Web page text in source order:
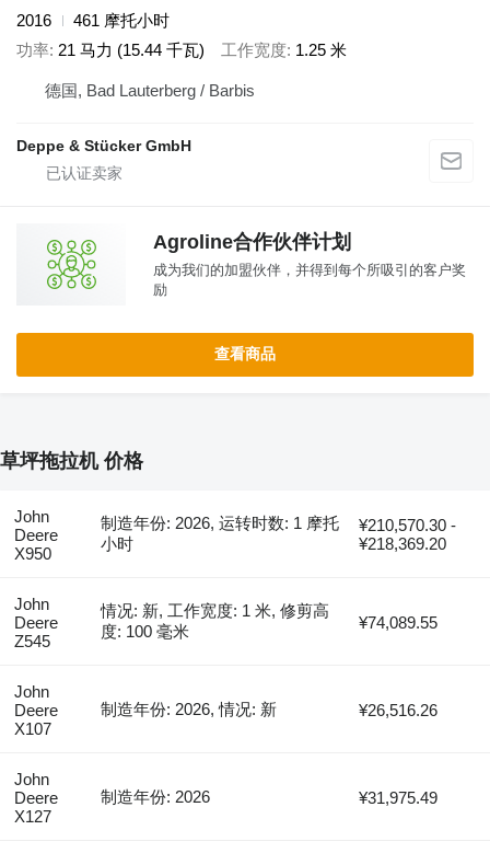
2016
461 摩托小时
功率 21 马力 (15.44 千瓦) 工作宽度 1.25 米
德国, Bad Lauterberg / Barbis
Deppe & Stücker GmbH
Agroline合作伙伴计划
成为我们的加盟伙伴，并得到每个所吸引的客户奖
励
查看商品
草坪拖拉机 价格
John
Deere
X950
制造年份: 2026, 运转时数: 1 摩托
小时
¥210,570.30 -
¥218,369.20
John
Deere
Z545
情况: 新, 工作宽度: 1 米, 修剪高
度: 100 毫米
¥74,089.55
John
Deere
X107
制造年份: 2026, 情况: 新 ¥26,516.26
John
Deere
X127
制造年份: 2026 ¥31,975.49